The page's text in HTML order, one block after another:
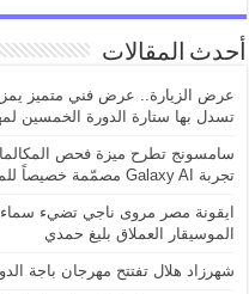
أحدث المقالات
عرض الزيارة.. عرض فني متميز
تسدل بها ستارة الدورة الخمسين
سامسونج تطرح ميزة فحص المكالمات
تجربة Galaxy AI مصمّمة خصيصاً للمنطقة
ايقونة مصر مروى ناجي تضيء
الموسيقار العملاق بليغ حمدي
شهرزاد هلال تفتتح مهرجان باجة